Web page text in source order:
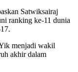
Satwiksairaj
ranking ke-11 dunia
menjadi wakil
akhir dalam